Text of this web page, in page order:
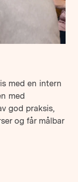
med en intern
med
god praksis,
og får målbar